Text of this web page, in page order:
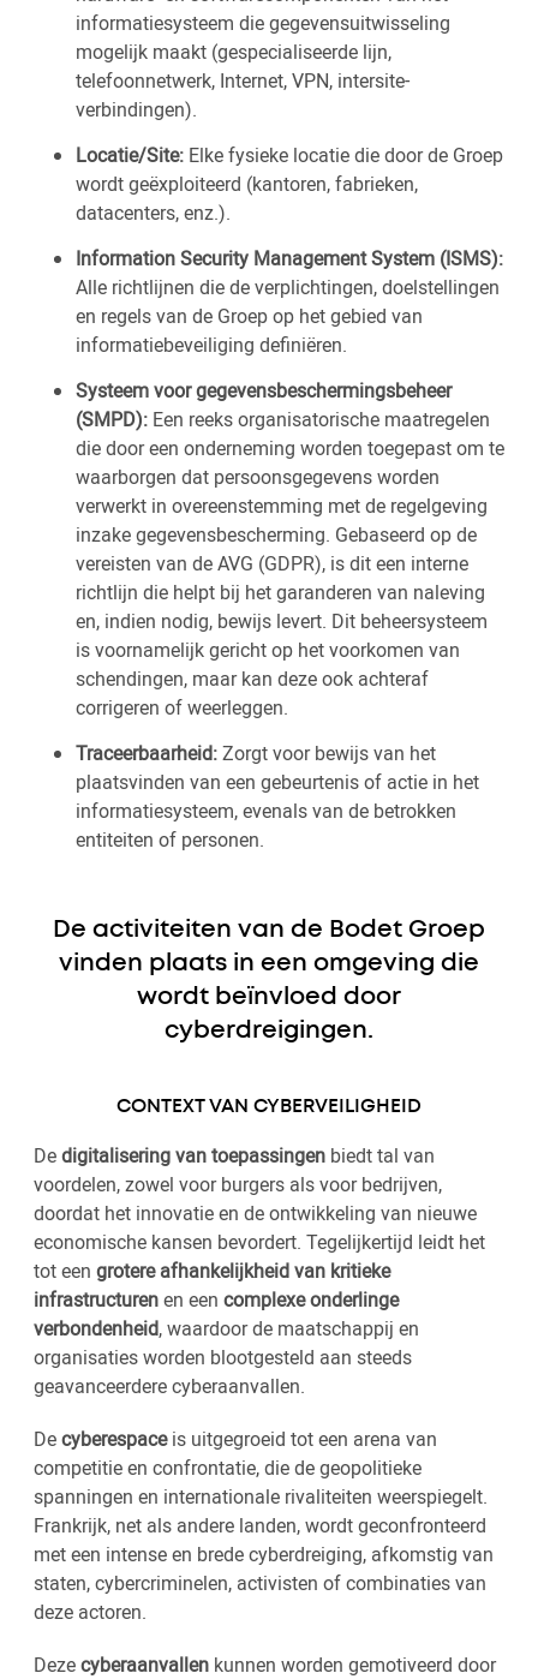
informatiesysteem die gegevensuitwisseling
mogelijk maakt (gespecialiseerde lijn,
telefoonnetwerk, Internet, VPN, intersite-
verbindingen).
Locatie/Site: Elke fysieke locatie die door de Groep
wordt geëxploiteerd (kantoren, fabrieken,
datacenters, enz.).
Information Security Management System (ISMS):
Alle richtlijnen die de verplichtingen, doelstellingen
en regels van de Groep op het gebied van
informatiebeveiliging definiëren.
Systeem voor gegevensbeschermingsbeheer
(SMPD): Een reeks organisatorische maatregelen
die door een onderneming worden toegepast om te
waarborgen dat persoonsgegevens worden
verwerkt in overeenstemming met de regelgeving
inzake gegevensbescherming. Gebaseerd op de
vereisten van de AVG (GDPR), is dit een interne
richtlijn die helpt bij het garanderen van naleving
en, indien nodig, bewijs levert. Dit beheersysteem
is voornamelijk gericht op het voorkomen van
schendingen, maar kan deze ook achteraf
corrigeren of weerleggen.
Traceerbaarheid:Zorgt voor bewijs van het
plaatsvinden van een gebeurtenis of actie in het
informatiesysteem, evenals van de betrokken
entiteiten of personen.
De activiteiten van de Bodet Groep
vinden plaats in een omgeving die
wordt beïnvloed door
cyberdreigingen.
CONTEXT VAN CYBERVEILIGHEID
Dedigitalisering van toepassingen biedt tal van
voordelen, zowel voor burgers als voor bedrijven,
doordat het innovatie en de ontwikkeling van nieuwe
economische kansen bevordert. Tegelijkertijd leidt het
tot een grotere afhankelijkheid van kritieke
infrastructurenen een complexe onderlinge
verbondenheid, waardoor de maatschappij en
organisaties worden blootgesteld aan steeds
geavanceerdere cyberaanvallen.
Decyberespaceis uitgegroeid tot een arena van
competitie en confrontatie, die de geopolitieke
spanningen en internationale rivaliteiten weerspiegelt.
Frankrijk, net als andere landen, wordt geconfronteerd
met een intense en brede cyberdreiging, afkomstig van
staten, cybercriminelen, activisten of combinaties van
deze actoren.
Dezecyberaanvallen kunnen worden gemotiveerd door